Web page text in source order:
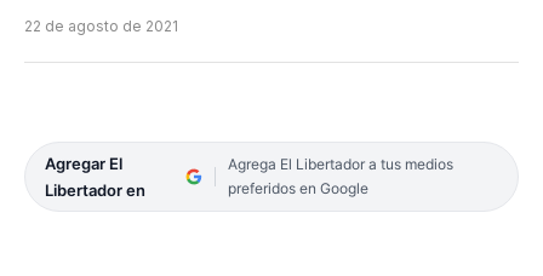
22 de agosto de 2021
Agregar El
Libertador en
Agrega El Libertador a tus medios
preferidos en Google